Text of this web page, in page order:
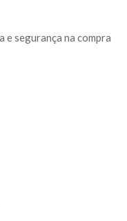
e segurança na compra